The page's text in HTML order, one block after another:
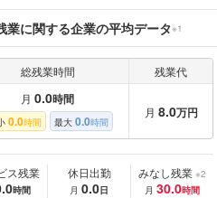
業に関する企業の平均データ※1
総残業時間
残業代
月 0.0時間
0.0時間 最大 0.0時間
月 8.0万円
ス残業
時間
休日出勤
月0.0日
みなし残業 ※2
月 30.0時間